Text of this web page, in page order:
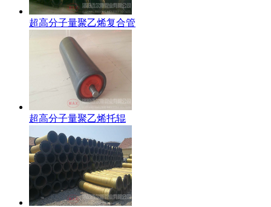
超高分子量聚乙烯复合管
超高分子量聚乙烯托辊